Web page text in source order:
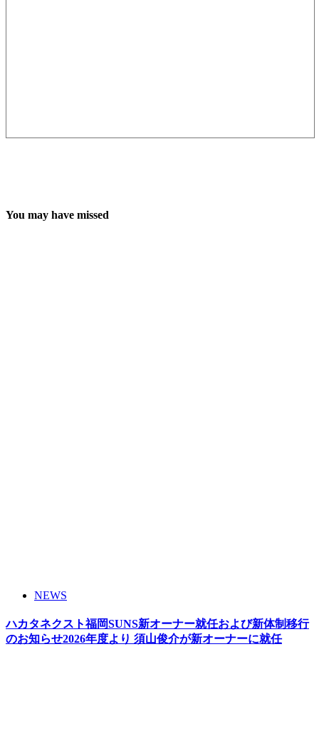
You may have missed
NEWS
ハカタネクスト福岡SUNS新オーナー就任および新体制移行
のお知らせ2026年度より 須山俊介が新オーナーに就任